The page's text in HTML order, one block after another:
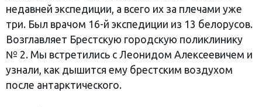
недавней экспедиции, а всего их за плечами уже
три. Был врачом 16-й экспедиции из 13 белорусов.
Возглавляет Брестскую городскую поликлинику
№ 2. Мы встретились с Леонидом Алексеевичем и
узнали, как дышится ему брестским воздухом
после антарктического.